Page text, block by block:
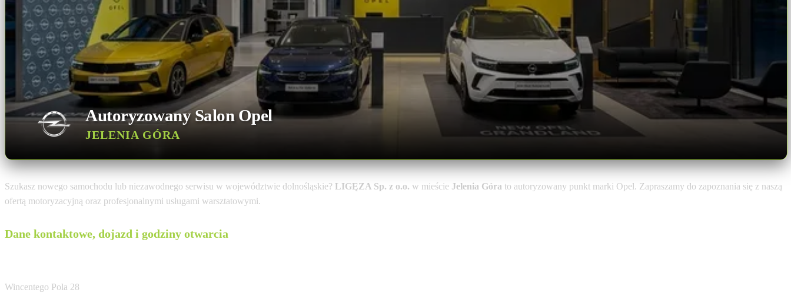
Autoryzowany Salon Opel
JELENIA GÓRA
Szukasz nowego samochodu lub niezawodnego serwisu w województwie dolnośląskie? LIGĘZA Sp. z o.o. w mieście Jelenia Góra to autoryzowany punkt marki Opel. Zapraszamy do zapoznania się z naszą
ofertą motoryzacyjną oraz profesjonalnymi usługami warsztatowymi.
Dane kontaktowe, dojazd i godziny otwarcia
Wincentego Pola 28